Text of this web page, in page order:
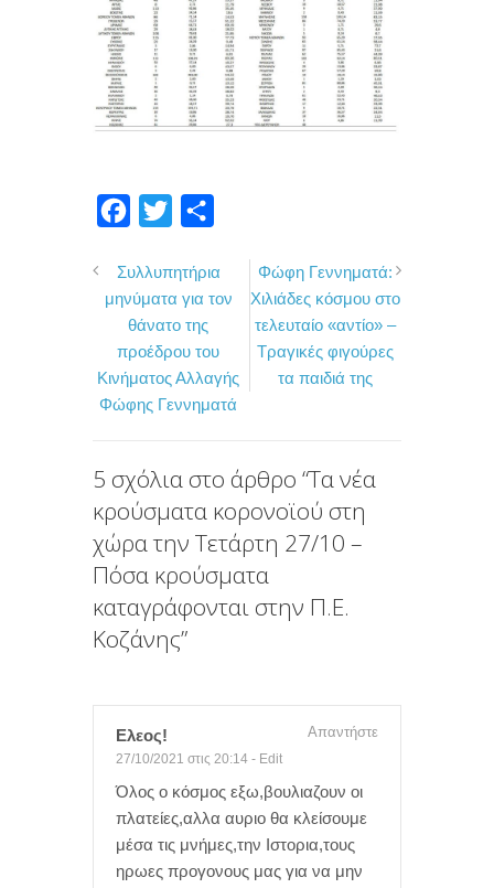
c
e
b
o
o
i
t
t
e
r
ι
ρ
α
σ
τ
ί
τ
ε
Συλλυπητήρια
μηνύματα για τον
θάνατο της
προέδρου του
Κινήματος Αλλαγής
Φώφης Γεννηματά
Φώφη Γεννηματά:
Χιλιάδες κόσμου στο
τελευταίο «αντίο» –
Τραγικές φιγούρες
τα παιδιά της
5 σχόλια στο άρθρο “Τα νέα
κρούσματα κορονοϊού στη
χώρα την Τετάρτη 27/10 –
Πόσα κρούσματα
καταγράφονται στην Π.Ε.
Κοζάνης”
Ελεος!
27/10/2021 στις 20:14 - Edit
Απαντήστε
Όλος ο κόσμος εξω,βουλιαζουν οι
πλατείες,αλλα αυριο θα κλείσουμε
μέσα τις μνήμες,την Ιστορια,τους
ηρωες προγονους μας για να μην